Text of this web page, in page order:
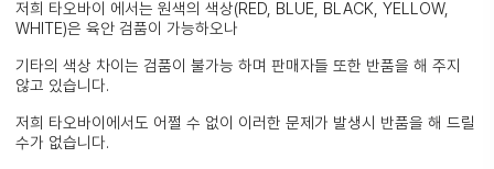
저희 타오바이 에서는 원색의 색상(RED, BLUE, BLACK, YELLOW,
WHITE)은 육안 검품이 가능하오나
기타의 색상 차이는 검품이 불가능 하며 판매자들 또한 반품을 해 주지
않고 있습니다.
저희 타오바이에서도 어쩔 수 없이 이러한 문제가 발생시 반품을 해 드릴
수가 없습니다.